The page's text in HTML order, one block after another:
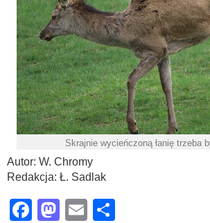
Skrajnie wycieńczoną łanię trzeba
Autor: W. Chromy
Redakcja: Ł. Sadlak
Facebook
Mastodon
Email